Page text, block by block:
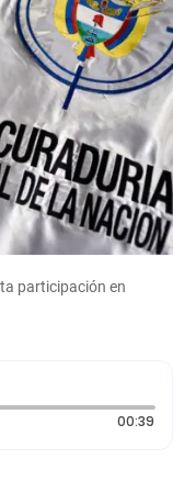
participación en
00:39